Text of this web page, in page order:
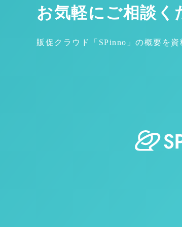
お気軽にご相談く
販促クラウド「SPinno」の概要を資